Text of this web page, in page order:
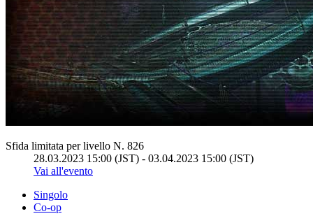
Sfida limitata per livello N. 826
28.03.2023 15:00 (JST) - 03.04.2023 15:00 (JST)
Vai all'evento
Singolo
Co-op